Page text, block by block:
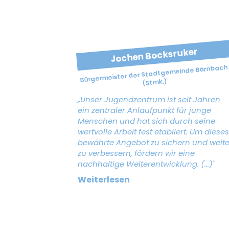
Jochen Bocksruker
Bürgermeister der Stadtgemeinde Bärnbach
(Stmk.)
„Unser Jugendzentrum ist seit Jahren
ein zentraler Anlaufpunkt für junge
Menschen und hat sich durch seine
wertvolle Arbeit fest etabliert. Um dieses
bewährte Angebot zu sichern und
zu verbessern, fördern wir eine
nachhaltige Weiterentwicklung. (...)"
Weiterlesen